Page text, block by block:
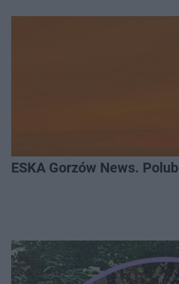
ESKA Gorzów News.